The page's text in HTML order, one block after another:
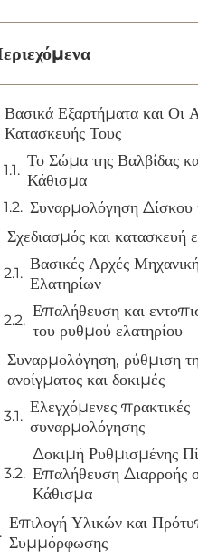
Βασικά Εξαρτήματα και Οι
Κατασκευής Τους
Το Σώμα της Βαλβίδας
Κάθισμα
Συναρμολόγηση Δίσκου
Σχεδιασμός και κατασκευή
Βασικές Αρχές
Ελατηρίων
Επαλήθευση και
του ρυθμού ελατηρίου
Συναρμολόγηση, ρύθμιση
ανοίγματος και δοκιμές
Ελεγχόμενες πρακτικές
συναρμολόγησης
Δοκιμή Ρυθμισμένης
Επαλήθευση Διαρροής
Κάθισμα
Επιλογή Υλικών και
Συμμόρφωσης